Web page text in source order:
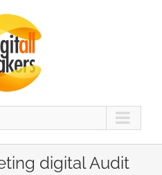
digital Audit